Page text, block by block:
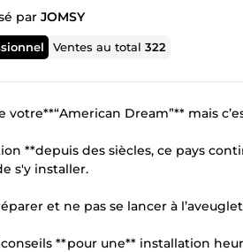
par JOMSY
Ventes au total322
votre**“American Dream”** mais
**depuis des siècles, ce pays
s'y installer.
et ne pas se lancer à
**pour une** installation